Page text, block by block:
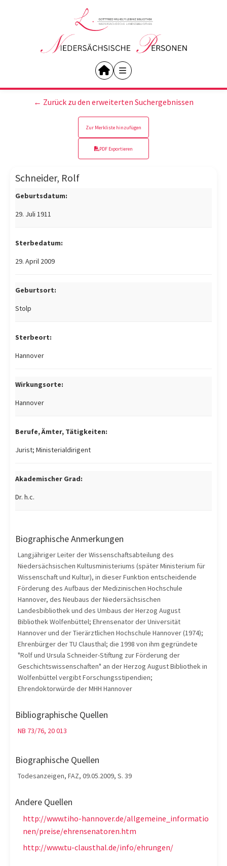
← Zurück zu den erweiterten Suchergebnissen
Zur Merkliste hinzufügen
PDF Exportieren
Schneider, Rolf
Geburtsdatum:
29. Juli 1911
Sterbedatum:
29. April 2009
Geburtsort:
Stolp
Sterbeort:
Hannover
Wirkungsorte:
Hannover
Berufe, Ämter, Tätigkeiten:
Jurist; Ministerialdirigent
Akademischer Grad:
Dr. h.c.
Biographische Anmerkungen
Langjähriger Leiter der Wissenschaftsabteilung des
Niedersächsischen Kultusministeriums (später Ministerium für
Wissenschaft und Kultur), in dieser Funktion entscheidende
Förderung des Aufbaus der Medizinischen Hochschule
Hannover, des Neubaus der Niedersächsischen
Landesbibliothek und des Umbaus der Herzog August
Bibliothek Wolfenbüttel; Ehrensenator der Universität
Hannover und der Tierärztlichen Hochschule Hannover (1974);
Ehrenbürger der TU Clausthal; die 1998 von ihm gegründete
"Rolf und Ursula Schneider-Stiftung zur Förderung der
Geschichtswissenschaften" an der Herzog August Bibliothek in
Wolfenbüttel vergibt Forschungsstipendien;
Ehrendoktorwürde der MHH Hannover
Bibliographische Quellen
NB 73/76, 20 013
Biographische Quellen
Todesanzeigen, FAZ, 09.05.2009, S. 39
Andere Quellen
http://www.tiho-hannover.de/allgemeine_informatio
nen/preise/ehrensenatoren.htm
http://www.tu-clausthal.de/info/ehrungen/